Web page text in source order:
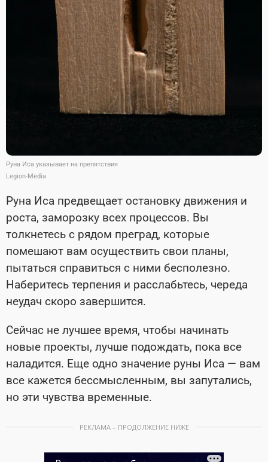
Руна Иса указывает на препятствия
Legion-Media
Руна Иса предвещает остановку движения и
роста, заморозку всех процессов. Вы
толкнетесь с рядом преград, которые
помешают вам осуществить свои планы,
пытаться справиться с ними бесполезно.
Наберитесь терпения и расслабьтесь, череда
неудач скоро завершится.
Сейчас не лучшее время, чтобы начинать
новые проекты, лучше подождать, пока все
наладится. Еще одно значение руны Иса — вам
все кажется бессмысленным, вы запутались,
но эти чувства временные.
РЕКЛАМА – ПРОДОЛЖЕНИЕ НИЖЕ